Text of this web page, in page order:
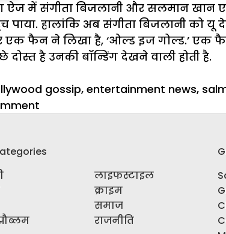
में संगीता बिजलानी और सलमान खान
पाया. हालांकि अब संगीता बिजलानी
फैन ने लिखा है, ‘ओल्ड इज गोल्ड.’ एक
है उनकी बॉन्डिंग देखने वाली होती है.
gossip, entertainment news,
उम्र
लाइफस्टाइल
क्राइम
समाज
राजनीति